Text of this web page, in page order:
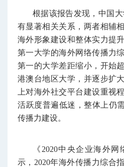
根据该报告发现，中国
有显著相关关系，两者相辅
海外形象建设和整体实力提
第一大学的海外网络传播力
第一的大学差距缩小，开始
港澳台地区大学，并逐步扩
上对海外社交平台建设重视
活跃度普遍低迷，整体上仍
传播力建设。
《2020中央企业海外
示，2020年海外传播力综合